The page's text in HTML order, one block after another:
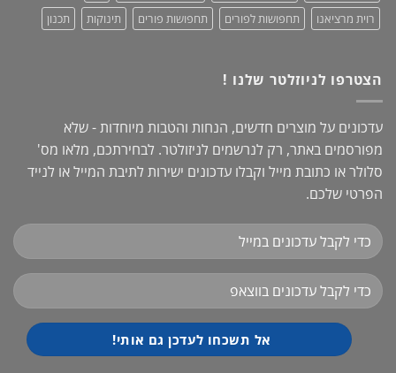
רוית מרציאנו
תחפושות לפורים תחפושות פורים תינוקות תכנון
הצטרפו לניוזלטר שלנו !
עדכונים על מוצרים חדשים, הנחות והטבות מיוחדות - שלא
מפורסמים באתר, רק לנרשמים לניזולטר. לבחירתכם, מלאו מס'
סלולר או כתובת מייל וקבלו עדכונים ישירות לתיבת המייל או לנייד
הפרטי שלכם.